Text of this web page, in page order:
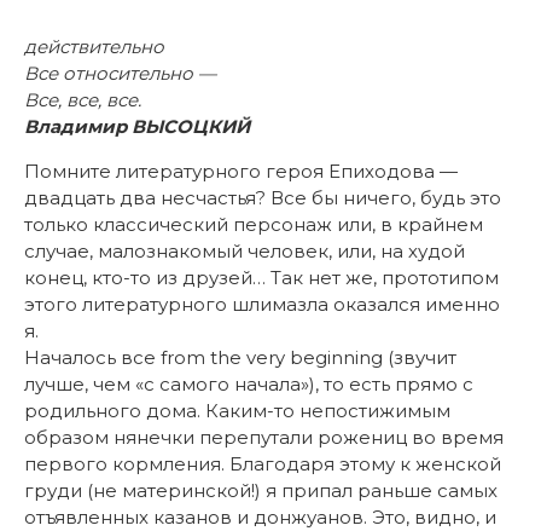
действительно
Все относительно —
Все, все, все.
Владимир ВЫСОЦКИЙ
Помните литературного героя Епиходова —
двадцать два несчастья? Все бы ничего, будь это
только классический персонаж или, в крайнем
случае, малознакомый человек, или, на худой
конец, кто-то из друзей… Так нет же, прототипом
этого литературного шлимазла оказался именно
я.
Началось все from the very beginning (звучит
лучше, чем «с самого начала»), то есть прямо с
родильного дома. Каким-то непостижимым
образом нянечки перепутали рожениц во время
первого кормления. Благодаря этому к женской
груди (не материнской!) я припал раньше самых
отъявленных казанов и донжуанов. Это, видно, и